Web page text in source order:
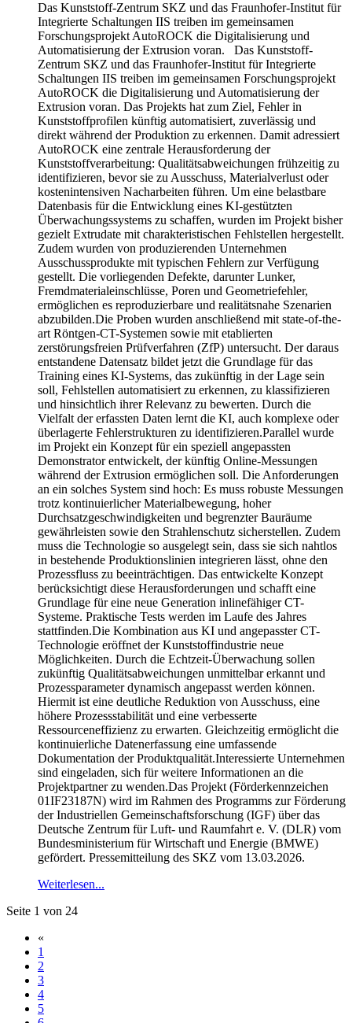
Das Kunststoff-Zentrum SKZ und das Fraunhofer-Institut für
Integrierte Schaltungen IIS treiben im gemeinsamen
Forschungsprojekt AutoROCK die Digitalisierung und
Automatisierung der Extrusion voran. Das Kunststoff-
Zentrum SKZ und das Fraunhofer-Institut für Integrierte
Schaltungen IIS treiben im gemeinsamen Forschungsprojekt
AutoROCK die Digitalisierung und Automatisierung der
Extrusion voran. Das Projekts hat zum Ziel, Fehler in
Kunststoffprofilen künftig automatisiert, zuverlässig und
direkt während der Produktion zu erkennen. Damit adressiert
AutoROCK eine zentrale Herausforderung der
Kunststoffverarbeitung: Qualitätsabweichungen frühzeitig zu
identifizieren, bevor sie zu Ausschuss, Materialverlust oder
kostenintensiven Nacharbeiten führen. Um eine belastbare
Datenbasis für die Entwicklung eines KI-gestützten
Überwachungssystems zu schaffen, wurden im Projekt bisher
gezielt Extrudate mit charakteristischen Fehlstellen hergestellt.
Zudem wurden von produzierenden Unternehmen
Ausschussprodukte mit typischen Fehlern zur Verfügung
gestellt. Die vorliegenden Defekte, darunter Lunker,
Fremdmaterialeinschlüsse, Poren und Geometriefehler,
ermöglichen es reproduzierbare und realitätsnahe Szenarien
abzubilden.Die Proben wurden anschließend mit state-of-the-
art Röntgen-CT-Systemen sowie mit etablierten
zerstörungsfreien Prüfverfahren (ZfP) untersucht. Der daraus
entstandene Datensatz bildet jetzt die Grundlage für das
Training eines KI-Systems, das zukünftig in der Lage sein
soll, Fehlstellen automatisiert zu erkennen, zu klassifizieren
und hinsichtlich ihrer Relevanz zu bewerten. Durch die
Vielfalt der erfassten Daten lernt die KI, auch komplexe oder
überlagerte Fehlerstrukturen zu identifizieren.Parallel wurde
im Projekt ein Konzept für ein speziell angepassten
Demonstrator entwickelt, der künftig Online-Messungen
während der Extrusion ermöglichen soll. Die Anforderungen
an ein solches System sind hoch: Es muss robuste Messungen
trotz kontinuierlicher Materialbewegung, hoher
Durchsatzgeschwindigkeiten und begrenzter Bauräume
gewährleisten sowie den Strahlenschutz sicherstellen. Zudem
muss die Technologie so ausgelegt sein, dass sie sich nahtlos
in bestehende Produktionslinien integrieren lässt, ohne den
Prozessfluss zu beeinträchtigen. Das entwickelte Konzept
berücksichtigt diese Herausforderungen und schafft eine
Grundlage für eine neue Generation inlinefähiger CT-
Systeme. Praktische Tests werden im Laufe des Jahres
stattfinden.Die Kombination aus KI und angepasster CT-
Technologie eröffnet der Kunststoffindustrie neue
Möglichkeiten. Durch die Echtzeit-Überwachung sollen
zukünftig Qualitätsabweichungen unmittelbar erkannt und
Prozessparameter dynamisch angepasst werden können.
Hiermit ist eine deutliche Reduktion von Ausschuss, eine
höhere Prozessstabilität und eine verbesserte
Ressourceneffizienz zu erwarten. Gleichzeitig ermöglicht die
kontinuierliche Datenerfassung eine umfassende
Dokumentation der Produktqualität.Interessierte Unternehmen
sind eingeladen, sich für weitere Informationen an die
Projektpartner zu wenden.Das Projekt (Förderkennzeichen
01IF23187N) wird im Rahmen des Programms zur Förderung
der Industriellen Gemeinschaftsforschung (IGF) über das
Deutsche Zentrum für Luft- und Raumfahrt e. V. (DLR) vom
Bundesministerium für Wirtschaft und Energie (BMWE)
gefördert. Pressemitteilung des SKZ vom 13.03.2026.
Weiterlesen...
Seite 1 von 24
«
1
2
3
4
5